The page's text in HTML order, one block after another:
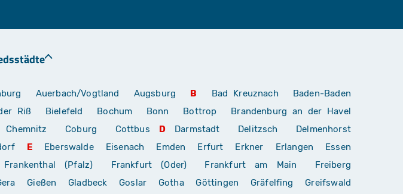
Auerbach/Vogtland Augsburg B Bad Kreuznach
Baden-Baden
Riß Bielefeld Bochum Bonn Bottrop
Brandenburg an der Havel
Chemnitz Coburg Cottbus D Darmstadt Delitzsch
Delmenhorst
E Eberswalde Eisenach Emden Erfurt Erkner Erlangen
Essen
Frankenthal (Pfalz) Frankfurt (Oder) Frankfurt am Main
Freiberg
Gießen Gladbeck Goslar Gotha Göttingen Gräfelfing
Greifswald